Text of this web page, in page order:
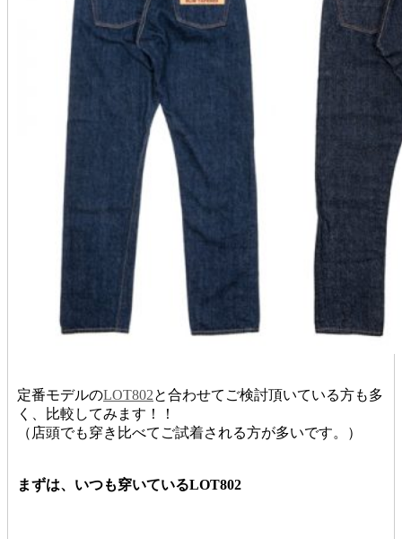
定番モデルのLOT802と合わせてご検討頂いている方も多
く、比較してみます！！
（店頭でも穿き比べてご試着される方が多いです。）
まずは、いつも穿いているLOT802